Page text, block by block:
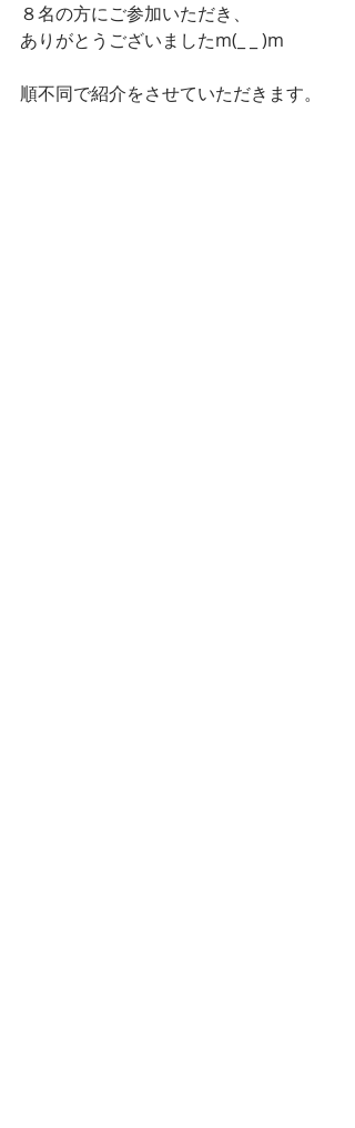
８名の方にご参加いただき、
ありがとうございましたm(_ _ )m
順不同で紹介をさせていただきます。